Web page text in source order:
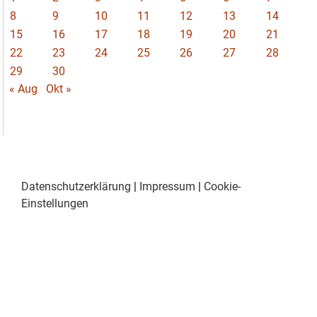
8
9 10 11 12 13
14
15
16 17 18 19 20
21
22
23 24 25 26 27
28
29
30
« Aug
Okt »
Datenschutzerklärung Impressum
Cookie-
Einstellungen